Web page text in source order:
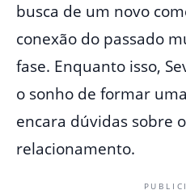
busca de um novo
conexão do passado
fase. Enquanto isso,
o sonho de formar
encara dúvidas sobre
relacionamento.